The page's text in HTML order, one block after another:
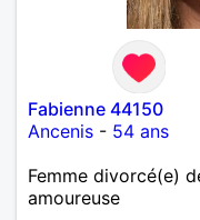
Fabienne 44150
Ancenis - 54 ans
Femme divorcé(e)
amoureuse